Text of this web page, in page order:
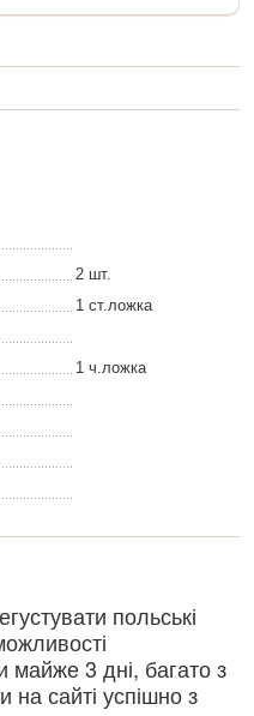
2 шт.
1 ст.ложка
1 ч.ложка
польські
майже 3 дні, багато з
на сайті успішно з